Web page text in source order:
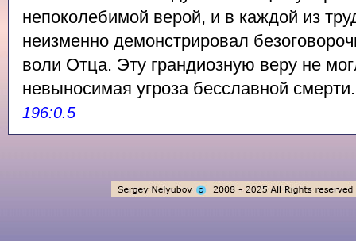
непоколебимой верой, и в каждой из
неизменно демонстрировал
воли Отца. Эту грандиозную веру не
невыносимая угроза бесславной
196:0.5